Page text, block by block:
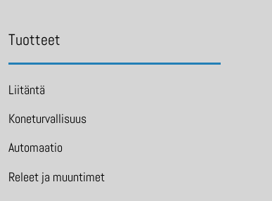
Tuotteet
Liitäntä
Koneturvallisuus
Automaatio
Releet ja muuntimet